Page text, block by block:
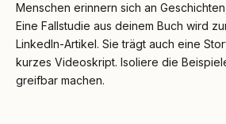
Menschen erinnern sich an
Eine Fallstudie aus deinem Buch wird
LinkedIn-Artikel. Sie trägt auch eine
kurzes Videoskript. Isoliere die
greifbar machen.